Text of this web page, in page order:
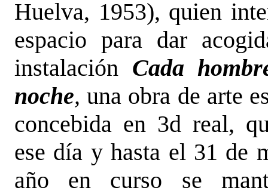
Huelva, 1953), quien
espacio para dar
instalación Cada
noche, una obra de arte
concebida en 3d real,
ese día y hasta el 31 de
año en curso se